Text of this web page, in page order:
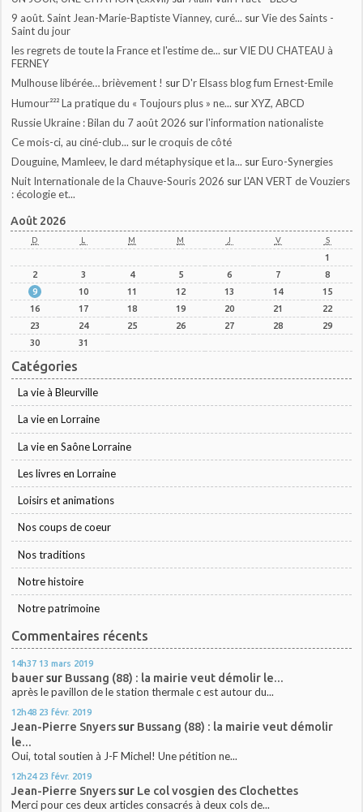
9 août. Saint Jean-Marie-Baptiste Vianney, curé... surVie des Saints -
Saint du jour
les regrets de toute la France et l'estime de... surVIE DU CHATEAU à
FERNEY
Mulhouse libérée… brièvement ! surD'r Elsass blog fum Ernest-Emile
Humour²²² La pratique du « Toujours plus » ne... surXYZ, ABCD
Russie Ukraine : Bilan du 7 août 2026 surl'information nationaliste
Ce mois-ci, au ciné-club... surle croquis de côté
Douguine, Mamleev, le dard métaphysique et la... surEuro-Synergies
Nuit Internationale de la Chauve-Souris 2026 surL'AN VERT de Vouziers
: écologie et...
Août 2026
D L M M J V S
1
2
3 4 5 6 7
8
9
10 11 12 13 14
15
16
17 18 19 20 21
22
23
24 25 26 27 28
29
30
31
Catégories
La vie à Bleurville
La vie en Lorraine
La vie en Saône Lorraine
Les livres en Lorraine
Loisirs et animations
Nos coups de coeur
Nos traditions
Notre histoire
Notre patrimoine
Commentaires récents
14h37 13 mars 2019
bauersur Bussang (88) : la mairie veut démolir le...
après le pavillon de le station thermale c est autour du...
12h48 23 févr. 2019
Jean-Pierre Snyerssur Bussang (88) : la mairie veut démolir
le...
Oui, total soutien à J-F Michel! Une pétition ne...
12h24 23 févr. 2019
Jean-Pierre Snyerssur Le col vosgien des Clochettes
Merci pour ces deux articles consacrés à deux cols de...